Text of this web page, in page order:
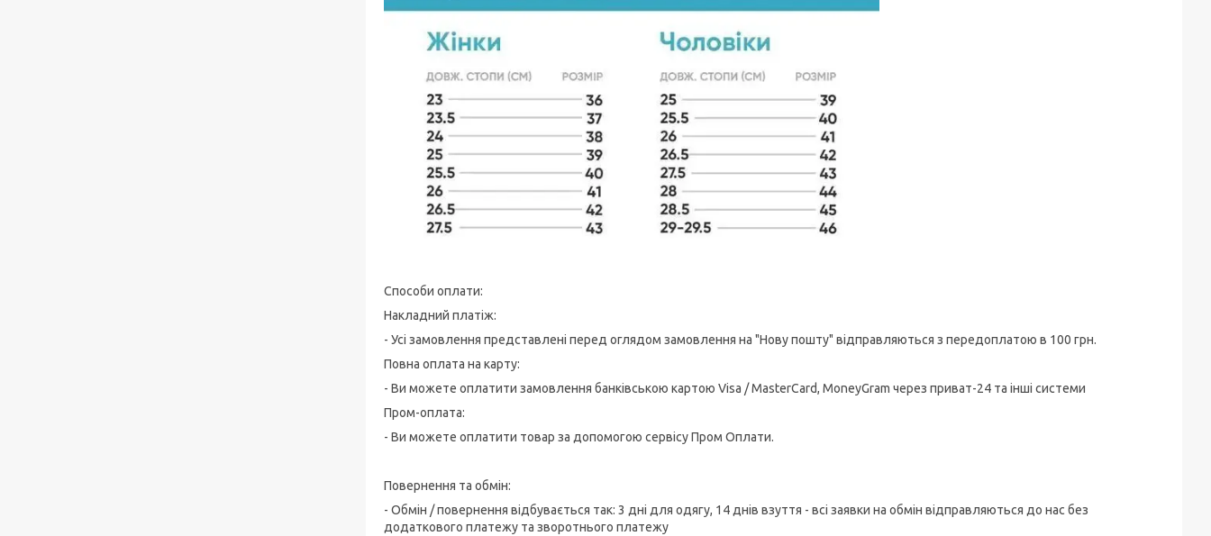
Способи оплати:
Накладний платіж:
- Усі замовлення представлені перед оглядом замовлення на "Нову пошту" відправляються з передоплатою в 100 грн.
Повна оплата на карту:
- Ви можете оплатити замовлення банківською картою Visa / MasterCard, MoneyGram через приват-24 та інші системи
Пром-оплата:
- Ви можете оплатити товар за допомогою сервісу Пром Оплати.
Повернення та обмін:
- Обмін / повернення відбувається так: 3 дні для одягу, 14 днів взуття - всі заявки на обмін відправляються до нас без
додаткового платежу та зворотнього платежу